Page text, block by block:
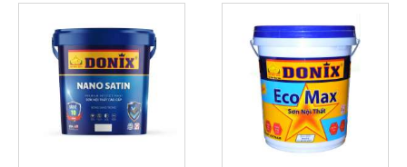
Kiến thức cơ bản liên quan tới bột bả
Bột trét tường là gì? Tại sao phải dùng bột trét tường?
Bột trét tường...